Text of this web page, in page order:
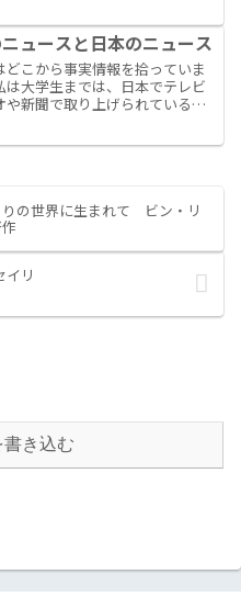
ュースと日本のニュース
どこから事実情報を拾っていま
は大学生までは、日本でテレビ
や新聞で取り上げられているニ
の世界に生まれて ビン・リ
リ
書き込む